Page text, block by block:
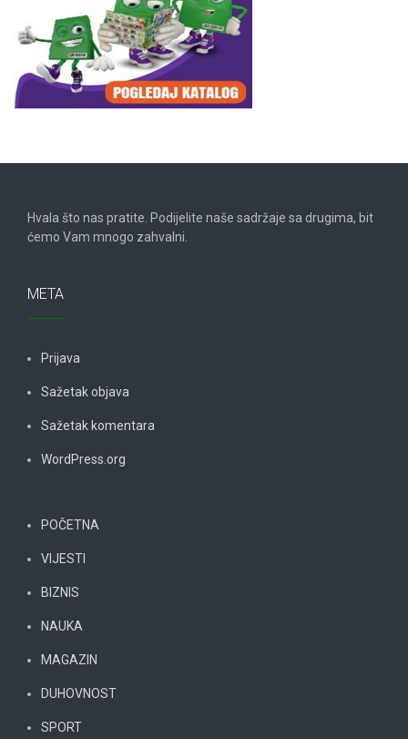
Hvala što nas pratite. Podijelite naše sadržaje sa drugima, bit
ćemo Vam mnogo zahvalni.
META
Prijava
Sažetak objava
Sažetak komentara
WordPress.org
POČETNA
VIJESTI
BIZNIS
NAUKA
MAGAZIN
DUHOVNOST
SPORT